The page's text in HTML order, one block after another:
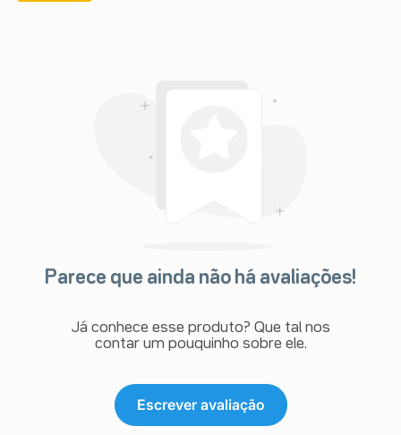
Parece que ainda não há avaliações!
Já conhece esse produto? Que tal nos
contar um pouquinho sobre ele.
Escrever avaliação